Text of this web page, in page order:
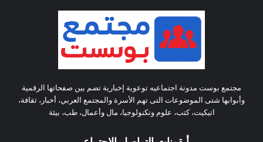
مجتمع بوست مدونة اجتماعيه توعوية إخبارية تضم بين صفحاتها الرقمية
وأبوابها شتى الموضوعات التى تهم الأسرة والمجتمع العربي، أخبار، ثقافة،
اتيكيت، كتب، علوم وتكنولوجيا، مال وأعمال، طب، بيئة